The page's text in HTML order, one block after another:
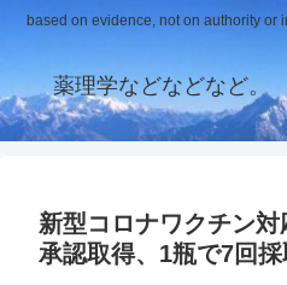
based on evidence, not on authority or
薬理学などなどなど。
新型コロナワクチン
承認取得、1瓶で7回